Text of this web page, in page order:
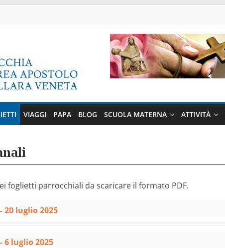
VIAGGI PAPA BLOG SCUOLA MATERNA ATTIVITÀ
foglietti parrocchiali da scaricare il formato PDF.
20 luglio 2025
6 luglio 2025